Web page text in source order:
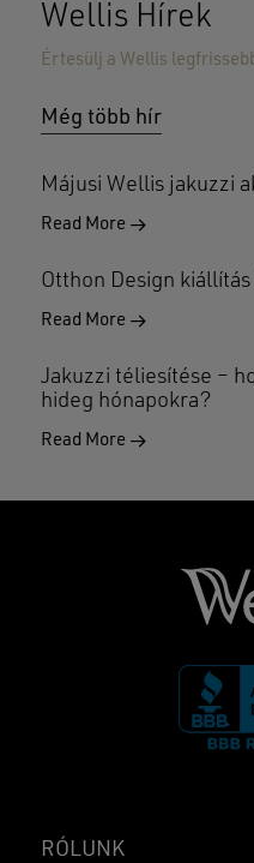
Wellis Hírek
Értesülj a Wellis
Még több hír
Májusi Wellis jakuzzi
Read More
Otthon Design
Read More
Jakuzzi téliesítése –
hideg hónapokra?
Read More
RÓLUNK